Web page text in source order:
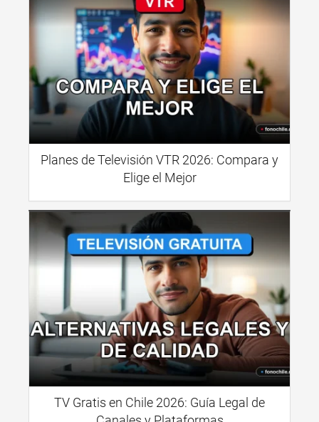
Planes de Televisión VTR 2026: Compara y
Elige el Mejor
TV Gratis en Chile 2026: Guía Legal de